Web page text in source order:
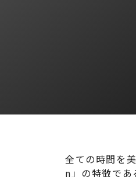
全ての時間を
n」の特徴で